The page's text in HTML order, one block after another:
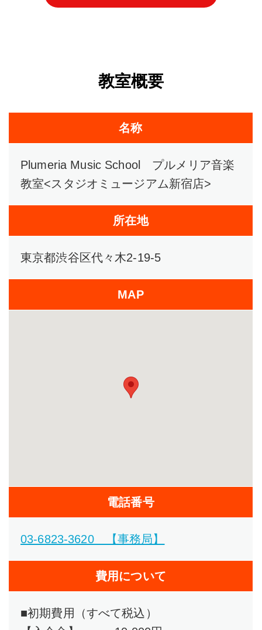
教室概要
名称
Plumeria Music School プルメリア音楽
教室<スタジオミュージアム新宿店>
所在地
東京都渋谷区代々木2-19-5
MAP
電話番号
03-6823-3620 【事務局】
費用について
■初期費用（すべて税込）